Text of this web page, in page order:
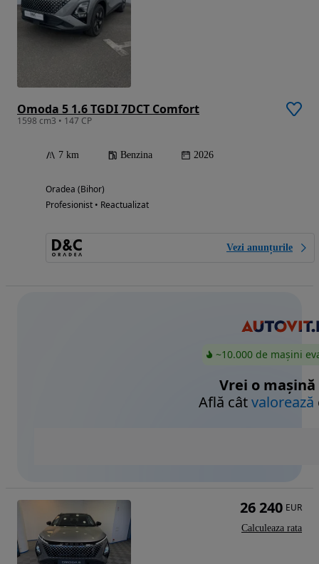
Omoda 5 1.6 TGDI 7DCT Comfort
1598 cm3 • 147 CP
7 km Benzina 2026
Oradea (Bihor)
Profesionist • Reactualizat
Vezi anunțurile
~10.000 de mașini
Vrei o mașină
Află câtvalorează
26 240 EUR
Calculeaza rata